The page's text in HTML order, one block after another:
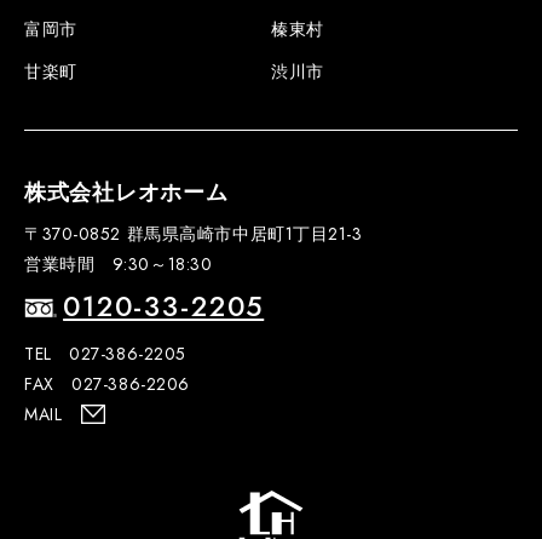
富岡市
甘楽町
榛東村
渋川市
株式会社レオホーム
〒370-0852 群馬県高崎市中居町1丁目21-3
営業時間 9:30～18:30
0120-33-2205
TEL 027-386-2205
FAX 027-386-2206
MAIL